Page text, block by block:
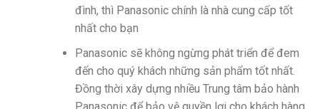
đình, thì Panasonic chính là nhà cung cấp tốt
nhất cho bạn
Panasonic sẽ không ngừng phát triển để đem
đến cho quý khách những sản phẩm tốt nhất.
Đồng thời xây dựng nhiều Trung tâm bảo hành
Panasonic để bảo vệ quyền lợi cho khách hàng.